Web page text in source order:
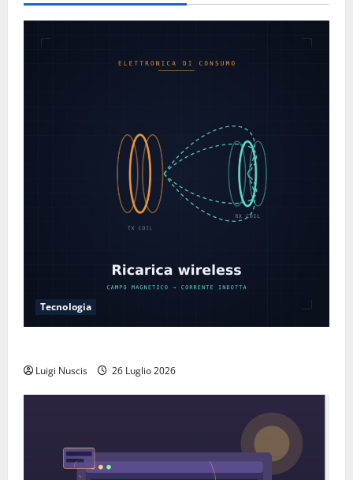
Tecnologia
Luigi Nuscis 26 Luglio 2026